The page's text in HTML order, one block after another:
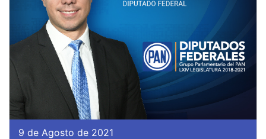
9 de Agosto de 2021